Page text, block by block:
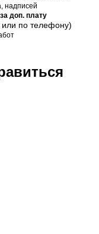
надписей
за доп. плату
или по телефону)